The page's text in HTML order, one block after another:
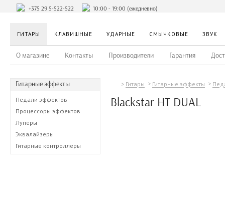
+375 29 5-522-522 10:00 - 19:00 (ежедневно)
ГИТАРЫ КЛАВИШНЫЕ УДАРНЫЕ СМЫЧКОВЫЕ ЗВУК
О магазине Контакты Производители Гарантия
Гитарные эффекты
Педали эффектов
Процессоры эффектов
Луперы
Эквалайзеры
Гитарные контроллеры
Гитары Гитарные эффекты
Blackstar HT DUAL